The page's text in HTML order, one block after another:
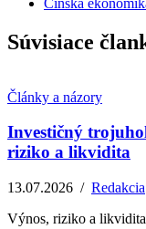
Čínska
Súvisiace
Články a názory
Investičný
riziko a likvidita
13.07.2026 / Redakcia
Výnos, riziko a